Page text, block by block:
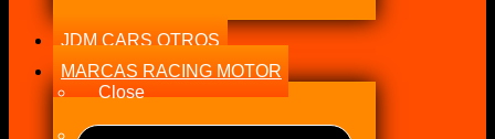
JDM CARS OTROS
MARCAS RACING MOTOR
Close